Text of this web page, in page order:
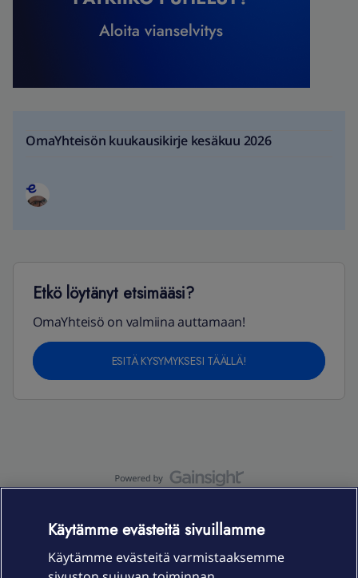
OmaYhteisön kuukausikirje kesäkuu 2026
Etkö löytänyt etsimääsi?
OmaYhteisö on valmiina auttamaan!
ESITÄ KYSYMYKSESI TÄÄLLÄ!
Käytämme evästeitä sivuillamme
Käytämme evästeitä varmistaaksemme